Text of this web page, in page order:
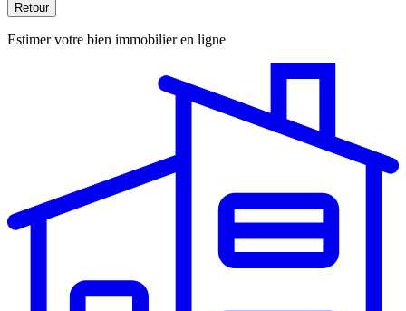
Retour
Estimer votre bien immobilier en ligne